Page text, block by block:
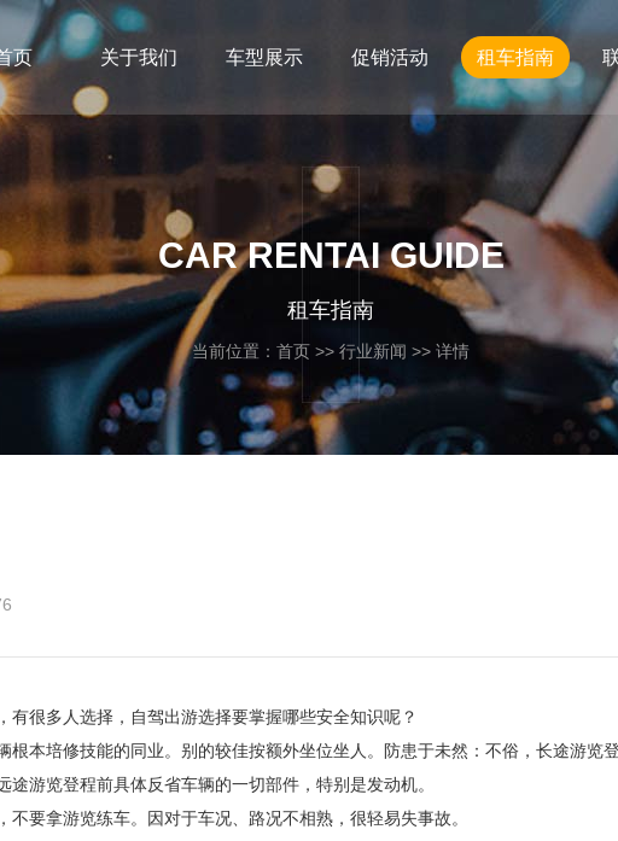
页 关于我们 车型展示 促销活动 租车指南
CAR RENTAI GUIDE
租车指南
当前位置： 首页 >> 行业新闻 >> 详情
很多人选择，自驾出游选择要掌握哪些安全知识呢？
本培修技能的同业。别的较佳按额外坐位坐人。防患于未然：不俗，长途游览
游览登程前具体反省车辆的一切部件，特别是发动机。
要拿游览练车。因对于车况、路况不相熟，很轻易失事故。